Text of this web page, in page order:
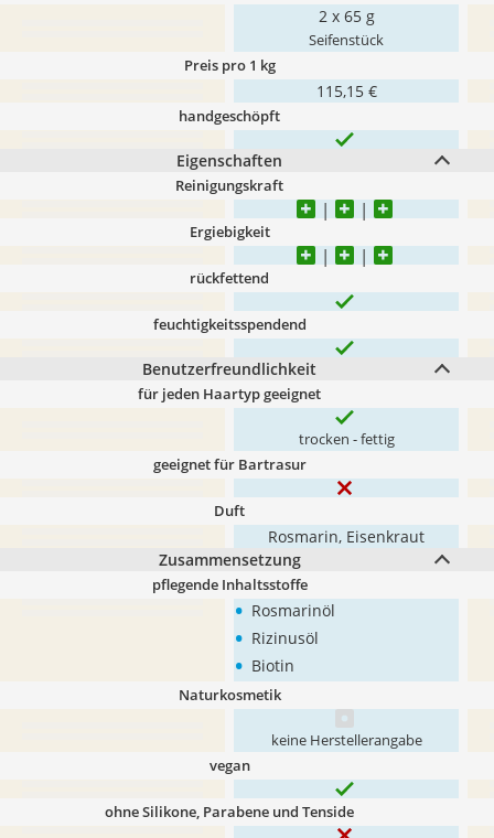
2 x 65 g
Seifenstück
Preis pro 1 kg
115,15 €
handgeschöpft
Eigenschaften
Reinigungskraft
Ergiebigkeit
rückfettend
feuchtigkeitsspendend
Benutzerfreundlichkeit
für jeden Haartyp geeignet
trocken - fettig
geeignet für Bartrasur
Duft
Rosmarin, Eisenkraut
Zusammensetzung
pflegende Inhaltsstoffe
• Rosmarinöl
• Rizinusöl
• Biotin
Naturkosmetik
keine Herstellerangabe
vegan
ohne Silikone, Parabene und Tenside